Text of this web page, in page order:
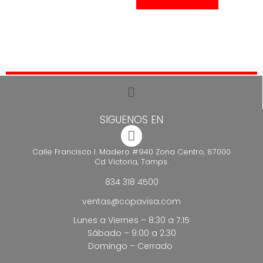
SIGUENOS EN
Calle Francisco I. Madero #940 Zona Centro, 87000
Cd Victoria, Tamps.
834 318 4500
ventas@copavisa.com
Lunes a Viernes – 8:30 a 7:15
Sábado – 9:00 a 2:30
Domingo – Cerrado